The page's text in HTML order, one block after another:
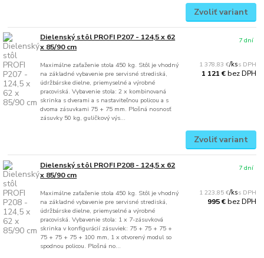
Zvoliť variant
Dielenský stôl PROFI P207 - 124,5 x 62
x 85/90 cm
Maximálne zaťaženie stola 450 kg. Stôl je vhodný
na základné vybavenie pre servisné strediská,
údržbárske dielne, priemyselné a výrobné
pracoviská. Vybavenie stola: 2 x kombinovaná
skrinka s dverami a s nastaviteľnou policou a s
dvoma zásuvkami 75 + 75 mm. Plošná nosnosť
zásuvky 50 kg, guličkový výs...
1 378,83 €/ks
1 121 €bez DPH
7 dní
Zvoliť variant
Dielenský stôl PROFI P208 - 124,5 x 62
x 85/90 cm
Maximálne zaťaženie stola 450 kg. Stôl je vhodný
na základné vybavenie pre servisné strediská,
údržbárske dielne, priemyselné a výrobné
pracoviská. Vybavenie stola: 1 x 7-zásuvková
skrinka v konfigurácií zásuviek: 75 + 75 + 75 +
75 + 75 + 75 + 100 mm, 1 x otvorený modul so
spodnou policou. Plošná no...
1 223,85 €/ks
995 €bez DPH
7 dní